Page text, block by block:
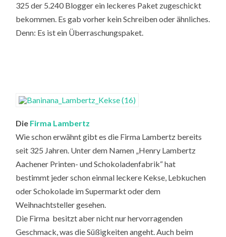
325 der 5.240 Blogger ein leckeres Paket zugeschickt
bekommen. Es gab vorher kein Schreiben oder ähnliches.
Denn: Es ist ein Überraschungspaket.
Die Firma Lambertz
Wie schon erwähnt gibt es die Firma Lambertz bereits
seit 325 Jahren. Unter dem Namen „Henry Lambertz
Aachener Printen- und Schokoladenfabrik“ hat
bestimmt jeder schon einmal leckere Kekse, Lebkuchen
oder Schokolade im Supermarkt oder dem
Weihnachtsteller gesehen.
Die Firma besitzt aber nicht nur hervorragenden
Geschmack, was die Süßigkeiten angeht. Auch beim